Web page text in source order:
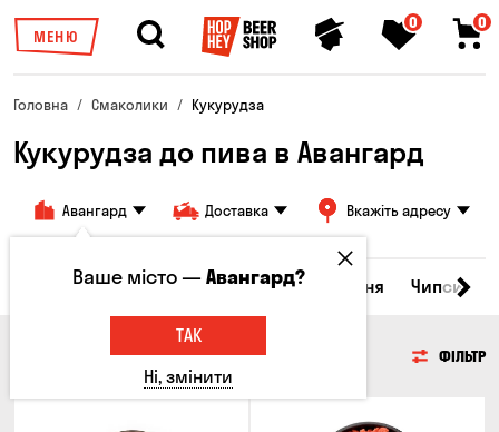
МЕНЮ
0 0
Головна Смаколики Кукурудза
Кукурудза до пива в Авангард
Авангард Доставка Вкажіть адресу
закуски Горішки Кукурудза Насіння Чипси
КУКУРУДЗА ФІЛЬТР
Ваше місто —Авангард?
ТАК
Ні, змінити